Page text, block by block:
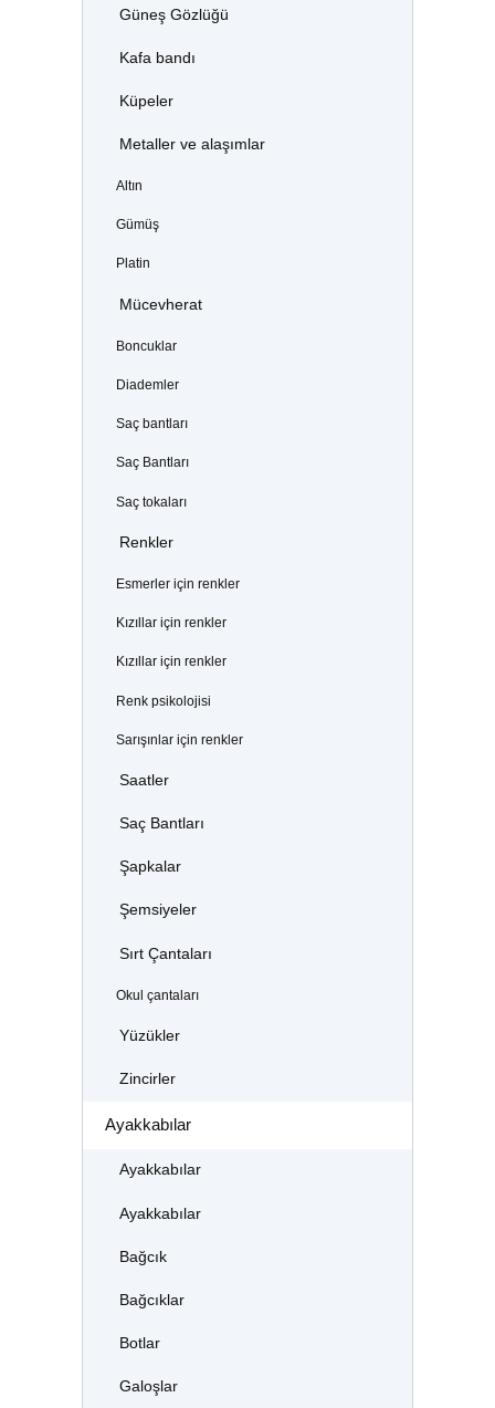
Güneş Gözlüğü
Kafa bandı
Küpeler
Metaller ve alaşımlar
Altın
Gümüş
Platin
Mücevherat
Boncuklar
Diademler
Saç bantları
Saç Bantları
Saç tokaları
Renkler
Esmerler için renkler
Kızıllar için renkler
Kızıllar için renkler
Renk psikolojisi
Sarışınlar için renkler
Saatler
Saç Bantları
Şapkalar
Şemsiyeler
Sırt Çantaları
Okul çantaları
Yüzükler
Zincirler
Ayakkabılar
Ayakkabılar
Ayakkabılar
Bağcık
Bağcıklar
Botlar
Galoşlar